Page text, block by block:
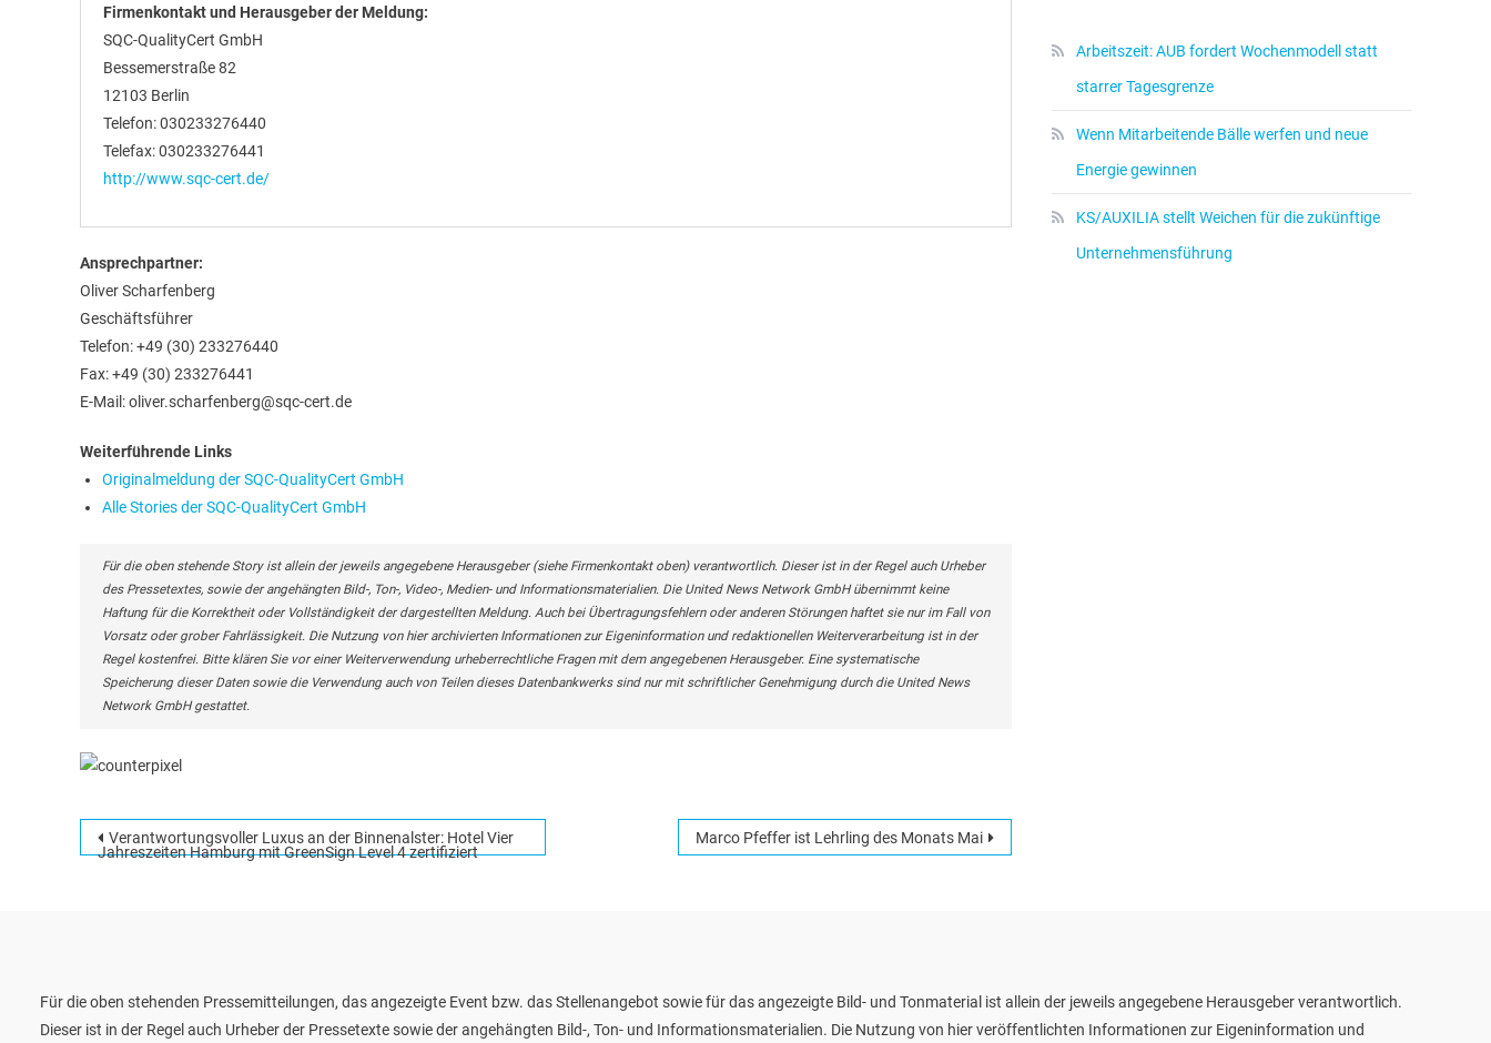
Firmenkontakt und Herausgeber der Meldung:
SQC-QualityCert GmbH
Bessemerstraße 82
12103 Berlin
Telefon: 030233276440
Telefax: 030233276441
http://www.sqc-cert.de/
Ansprechpartner:
Oliver Scharfenberg
Geschäftsführer
Telefon: +49 (30) 233276440
Fax: +49 (30) 233276441
E-Mail: oliver.scharfenberg@sqc-cert.de
Weiterführende Links
Originalmeldung der SQC-QualityCert GmbH
Alle Stories der SQC-QualityCert GmbH
Für die oben stehende Story ist allein der jeweils angegebene Herausgeber (siehe Firmenkontakt oben) verantwortlich. Dieser ist in der Regel auch Urheber
des Pressetextes, sowie der angehängten Bild-, Ton-, Video-, Medien- und Informationsmaterialien. Die United News Network GmbH übernimmt keine
Haftung für die Korrektheit oder Vollständigkeit der dargestellten Meldung. Auch bei Übertragungsfehlern oder anderen Störungen haftet sie nur im Fall von
Vorsatz oder grober Fahrlässigkeit. Die Nutzung von hier archivierten Informationen zur Eigeninformation und redaktionellen Weiterverarbeitung ist in der
Regel kostenfrei. Bitte klären Sie vor einer Weiterverwendung urheberrechtliche Fragen mit dem angegebenen Herausgeber. Eine systematische
Speicherung dieser Daten sowie die Verwendung auch von Teilen dieses Datenbankwerks sind nur mit schriftlicher Genehmigung durch die United News
Network GmbH gestattet.
Beitragsnavigation
Verantwortungsvoller Luxus an der Binnenalster: Hotel Vier
Jahreszeiten Hamburg mit GreenSign Level 4 zertifiziert
Marco Pfeffer ist Lehrling des Monats Mai
Arbeitszeit: AUB fordert Wochenmodell statt
starrer Tagesgrenze
Wenn Mitarbeitende Bälle werfen und neue
Energie gewinnen
KS/AUXILIA stellt Weichen für die zukünftige
Unternehmensführung
Für die oben stehenden Pressemitteilungen, das angezeigte Event bzw. das Stellenangebot sowie für das angezeigte Bild- und Tonmaterial ist allein der jeweils angegebene Herausgeber verantwortlich.
Dieser ist in der Regel auch Urheber der Pressetexte sowie der angehängten Bild-, Ton- und Informationsmaterialien. Die Nutzung von hier veröffentlichten Informationen zur Eigeninformation und